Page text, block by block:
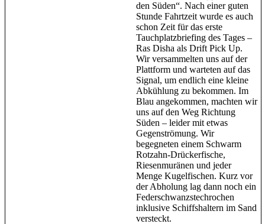
den Süden“. Nach einer guten
Stunde Fahrtzeit wurde es auch
schon Zeit für das erste
Tauchplatzbriefing des Tages –
Ras Disha als Drift Pick Up.
Wir versammelten uns auf der
Plattform und warteten auf das
Signal, um endlich eine kleine
Abkühlung zu bekommen. Im
Blau angekommen, machten wir
uns auf den Weg Richtung
Süden – leider mit etwas
Gegenströmung. Wir
begegneten einem Schwarm
Rotzahn-Drückerfische,
Riesenmuränen und jeder
Menge Kugelfischen. Kurz vor
der Abholung lag dann noch ein
Federschwanzstechrochen
inklusive Schiffshaltern im Sand
versteckt.